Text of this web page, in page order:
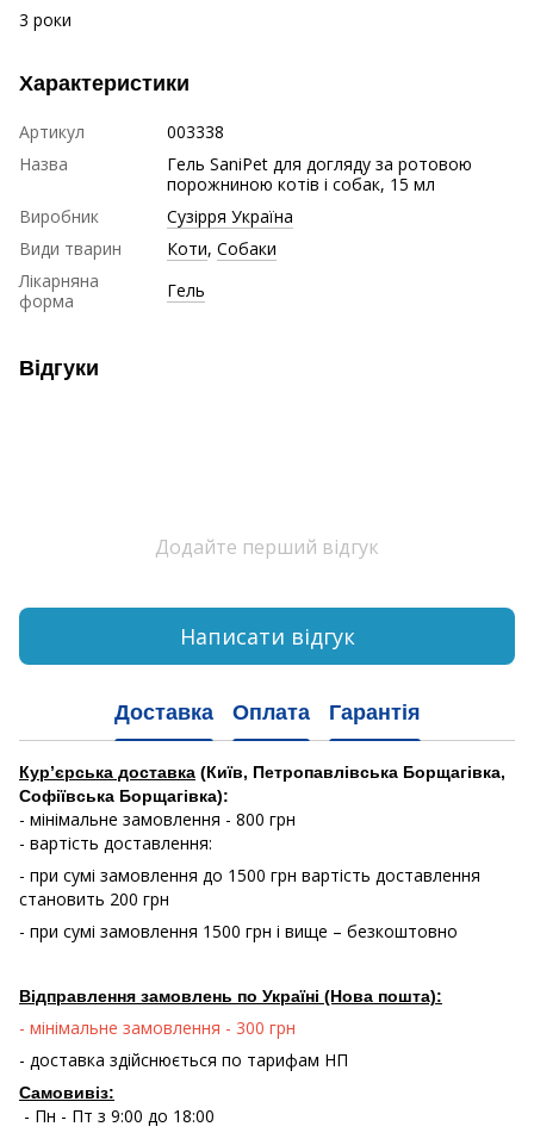
3 роки
Характеристики
Артикул
003338
Назва
Гель SaniPet для догляду за ротовою
порожниною котів і собак, 15 мл
Виробник
Сузірря Україна
Види тварин
Коти, Собаки
Лікарняна
форма
Гель
Відгуки
Додайте перший відгук
Написати відгук
Доставка Оплата Гарантія
Кур’єрська доставка (Київ, Петропавлівська Борщагівка,
Софіївська Борщагівка):
- мінімальне замовлення - 800 грн
- вартість доставлення:
- при сумі замовлення до 1500 грн вартість доставлення
становить 200 грн
- при сумі замовлення 1500 грн і вище – безкоштовно
Відправлення замовлень по Україні (Нова пошта):
- мінімальне замовлення - 300 грн
- доставка здійснюється по тарифам НП
Самовивіз:
- Пн - Пт з 9:00 до 18:00